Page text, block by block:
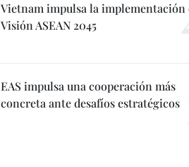
Vietnam impulsa la implementación
Visión ASEAN 2045
EAS impulsa una cooperación más
concreta ante desafíos estratégicos